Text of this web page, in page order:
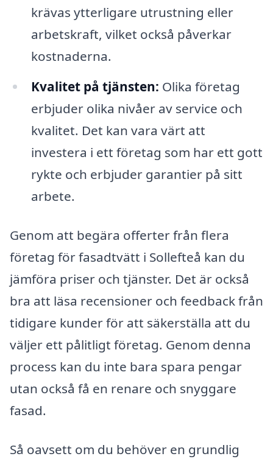
krävas ytterligare utrustning eller
arbetskraft, vilket också påverkar
kostnaderna.
Kvalitet på tjänsten: Olika företag
erbjuder olika nivåer av service och
kvalitet. Det kan vara värt att
investera i ett företag som har ett gott
rykte och erbjuder garantier på sitt
arbete.
Genom att begära offerter från flera
företag för fasadtvätt i Sollefteå kan du
jämföra priser och tjänster. Det är också
bra att läsa recensioner och feedback från
tidigare kunder för att säkerställa att du
väljer ett pålitligt företag. Genom denna
process kan du inte bara spara pengar
utan också få en renare och snyggare
fasad.
Så oavsett om du behöver en grundlig